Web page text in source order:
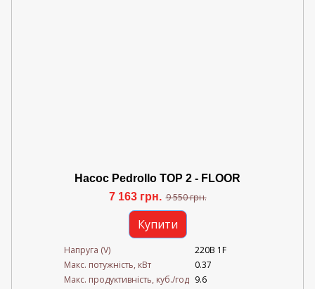
Насос Pedrollo TOP 2 - FLOOR
7 163 грн. 9 550 грн.
Купити
Напруга (V)
220В 1F
Mакс. потужність, кВт
0.37
Mакс. продуктивність, куб./год 9.6